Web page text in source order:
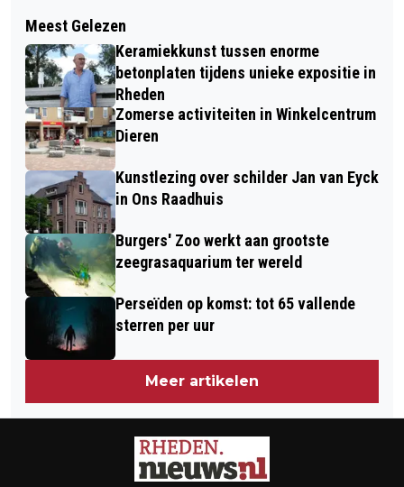
PROJECT 'VERANDERKUNST' IN ONS
RAADHUIS VELP
AERES MBO VELP MAG NAAR DE
FINALE VAN DE NATIONALE
WEDSTRIJD HOVENIER 2025
Meest Gelezen
Keramiekkunst tussen enorme
betonplaten tijdens unieke expositie in
Rheden
Zomerse activiteiten in Winkelcentrum
Dieren
Kunstlezing over schilder Jan van Eyck
in Ons Raadhuis
Burgers' Zoo werkt aan grootste
zeegrasaquarium ter wereld
Perseïden op komst: tot 65 vallende
sterren per uur
Meer artikelen